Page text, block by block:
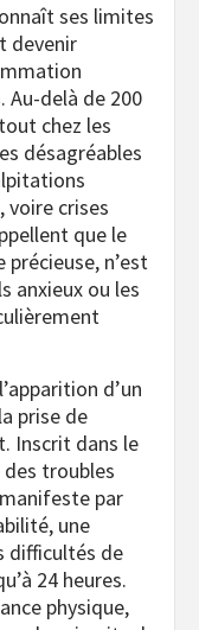
ses limites
devenir
Au-delà de 200
chez les
désagréables
voire crises
que le
précieuse, n’est
anxieux ou les
d’un
prise de
Inscrit dans le
troubles
par
une
difficultés de
24 heures.
physique,